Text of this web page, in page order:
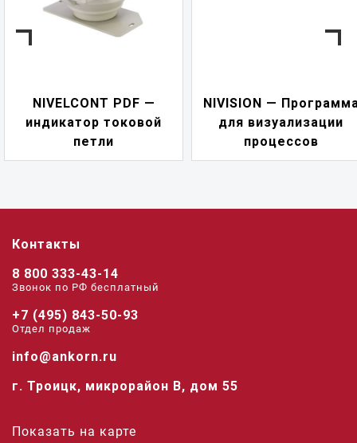
NIVELCONT PDF —
индикатор токовой
петли
NIVISION —
для визуализации
процессов
Контакты
8 800 333-43-14
Звонок по РФ беcплатный
+7 (495) 843-50-93
Отдел продаж
info@ankorn.ru
г. Троицк, микрорайон В, дом 55
Показать на карте